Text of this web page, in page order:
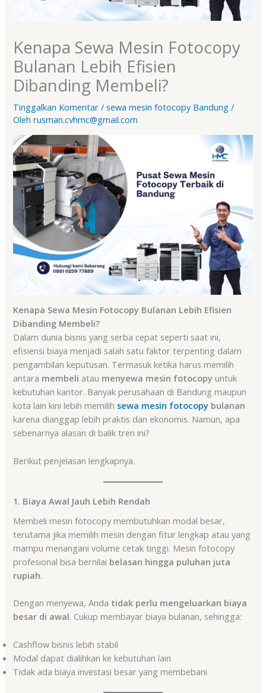
Kenapa Sewa Mesin Fotocopy
Bulanan Lebih Efisien
Dibanding Membeli?
Tinggalkan Komentar /sewa mesin fotocopy Bandung /
Olehrusman.cvhmc@gmail.com
Kenapa Sewa Mesin Fotocopy Bulanan Lebih Efisien
Dibanding Membeli?
Dalam dunia bisnis yang serba cepat seperti saat ini,
efisiensi biaya menjadi salah satu faktor terpenting dalam
pengambilan keputusan. Termasuk ketika harus memilih
antara membeli atau menyewa mesin fotocopy untuk
kebutuhan kantor. Banyak perusahaan di Bandung maupun
kota lain kini lebih memilih sewa mesin fotocopy bulanan
karena dianggap lebih praktis dan ekonomis. Namun, apa
sebenarnya alasan di balik tren ini?
Berikut penjelasan lengkapnya.
1. Biaya Awal Jauh Lebih Rendah
Membeli mesin fotocopy membutuhkan modal besar,
terutama jika memilih mesin dengan fitur lengkap atau yang
mampu menangani volume cetak tinggi. Mesin fotocopy
profesional bisa bernilai belasan hingga puluhan juta
rupiah.
Dengan menyewa, Anda tidak perlu mengeluarkan biaya
besar di awal. Cukup membayar biaya bulanan, sehingga:
Cashflow bisnis lebih stabil
Modal dapat dialihkan ke kebutuhan lain
Tidak ada biaya investasi besar yang membebani